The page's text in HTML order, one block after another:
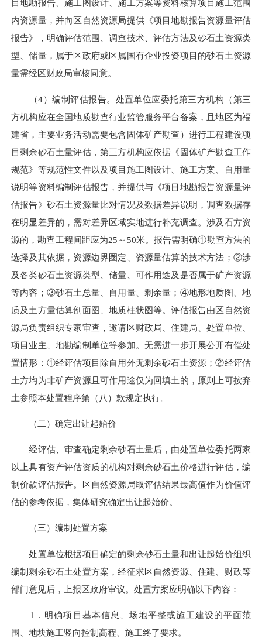
目地勘报告、施工图设计、施工方案等资料核算项目施工范围
内资源量，并向区自然资源局提供《项目地勘报告资源量评估
报告》，明确评估范围、调查技术、评估方法及砂石土资源类
型、储量，属于区政府或区属国有企业投资项目的砂石土资源
量需经区财政局审核同意。
（4）编制评估报告。处置单位应委托第三方机构（第三
方机构应在全国地质勘查行业监管服务平台备案 ，且地区为福
建省，主要业务活动需要包含固体矿产勘查）进行工程建设项
目剩余砂石土量评估，第三方机构应依据《固体矿产勘查工作
规范》等规范性文件以及项目施工图设计、施工方案、自用量
说明等资料编制评估报告，并提供与《项目地勘报告资源量评
估报告》砂石土资源量比对情况及数据差异说明，调查数据存
在明显差异的，需对差异区域实地进行补充调查。涉及石方资
源的，勘查工程间距应为25～50米。报告需明确①勘查方法的
选择及其依据，资源边界圈定、资源量估算的技术方法；②涉
及各类砂石土资源类型、储量、可作用途及是否属于矿产资源
等内容；③砂石土总量、自用量、剩余量；④地形地质图、地
质及土方量估算剖面图、地质柱状图等。评估报告由区自然资
源局负责组织专家审查，邀请区财政局、住建局、处置单位、
项目业主、地勘编制单位等参加。无需进一步开展公开有偿处
置情形：①经评估项目除自用外无剩余砂石土资源；②经评估
土方均为非矿产资源且可作用途仅为回填土的，原则上可按弃
土参照本处置程序第（八）款规定执行。
（二）确定出让起始价
经评估、审查确定剩余砂石土量后，由处置单位委托两家
以上具有资产评估资质的机构对剩余砂石土价格进行评估，编
制价款评估报告。区自然资源局取评估结果最高值作为价值评
估的参考依据，集体研究确定出让起始价。
（三）编制处置方案
处置单位根据项目确定的剩余砂石土量和出让起始价组织
编制剩余砂石土处置方案，经征求区自然资源、住建、财政等
部门意见后，上报区政府审议。处置方案应明确以下内容：
1．明确项目基本信息、场地平整或施工建设的平面范
围、地块施工竖向控制高程、施工终了要求。